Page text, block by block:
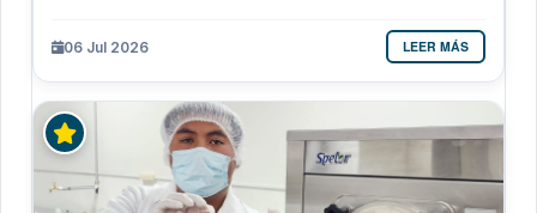
06 Jul 2026 LEER MÁS